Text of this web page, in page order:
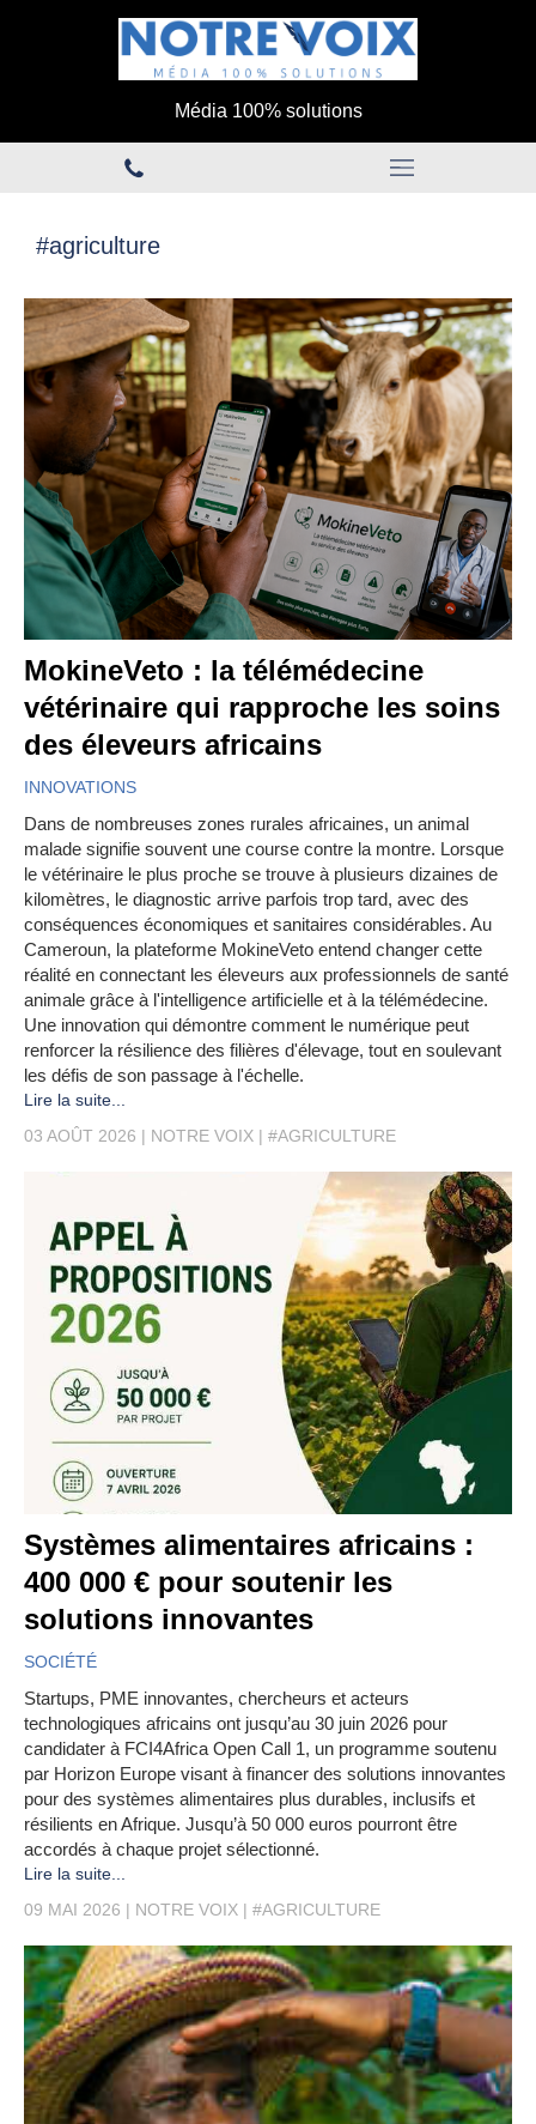
Média 100% solutions
#agriculture
MokineVeto : la télémédecine
vétérinaire qui rapproche les soins
des éleveurs africains
INNOVATIONS
Dans de nombreuses zones rurales africaines, un animal
malade signifie souvent une course contre la montre. Lorsque
le vétérinaire le plus proche se trouve à plusieurs dizaines de
kilomètres, le diagnostic arrive parfois trop tard, avec des
conséquences économiques et sanitaires considérables. Au
Cameroun, la plateforme MokineVeto entend changer cette
réalité en connectant les éleveurs aux professionnels de santé
animale grâce à l'intelligence artificielle et à la télémédecine.
Une innovation qui démontre comment le numérique peut
renforcer la résilience des filières d'élevage, tout en soulevant
les défis de son passage à l'échelle.
Lire la suite...
03 AOÛT 2026
NOTRE VOIX #AGRICULTURE
Systèmes alimentaires africains :
400 000 € pour soutenir les
solutions innovantes
SOCIÉTÉ
Startups, PME innovantes, chercheurs et acteurs
technologiques africains ont jusqu’au 30 juin 2026 pour
candidater à FCI4Africa Open Call 1, un programme soutenu
par Horizon Europe visant à financer des solutions innovantes
pour des systèmes alimentaires plus durables, inclusifs et
résilients en Afrique. Jusqu’à 50 000 euros pourront être
accordés à chaque projet sélectionné.
Lire la suite...
09 MAI 2026
NOTRE VOIX #AGRICULTURE